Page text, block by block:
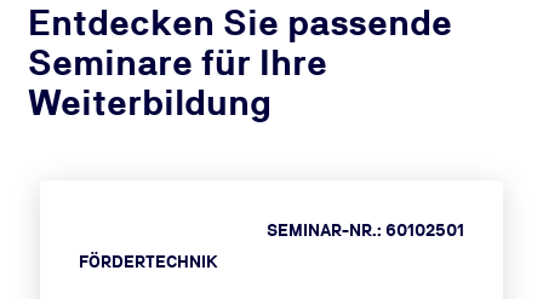
Entdecken Sie passende
Seminare für Ihre
Weiterbildung
FÖRDERTECHNIK
SEMINAR-NR.: 60102501